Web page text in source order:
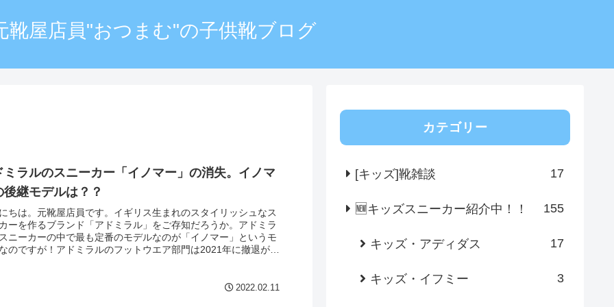
靴屋店員"おつまむ"の子供靴ブログ
ミラルのスニーカー「イノマー」の消失。イノマ
後継モデルは？？
ちは。元靴屋店員です。イギリス生まれのスタイリッシュなス
ーを作るブランド「アドミラル」をご存知だろうか。アドミラ
ニーカーの中で最も定番のモデルなのが「イノマー」というモ
のですが！アドミラルのフットウエア部門は2021年に撤退が発
イノマーの後継機種を見つけたのでご紹介いたします。2022.02.11
カテゴリー
[キッズ]靴雑談 17
🆕キッズスニーカー紹介中！！ 155
キッズ・アディダス 17
キッズ・イフミー 3